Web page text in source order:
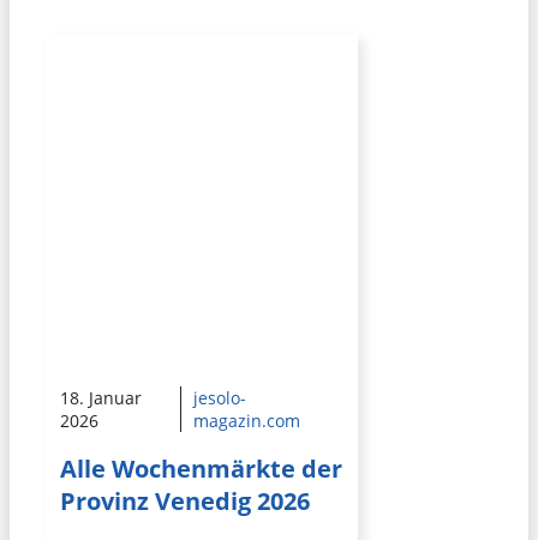
18. Januar
2026
jesolo-
magazin.com
Alle Wochenmärkte der
Provinz Venedig 2026